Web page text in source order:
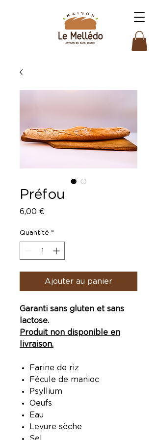
Préfou
6,00 €Prix
Quantité *
Ajouter au panier
Garanti sans gluten et sans
lactose.
Produit non disponible en
livraison.
Farine de riz
Fécule de manioc
Psyllium
Oeufs
Eau
Levure sèche
Sel